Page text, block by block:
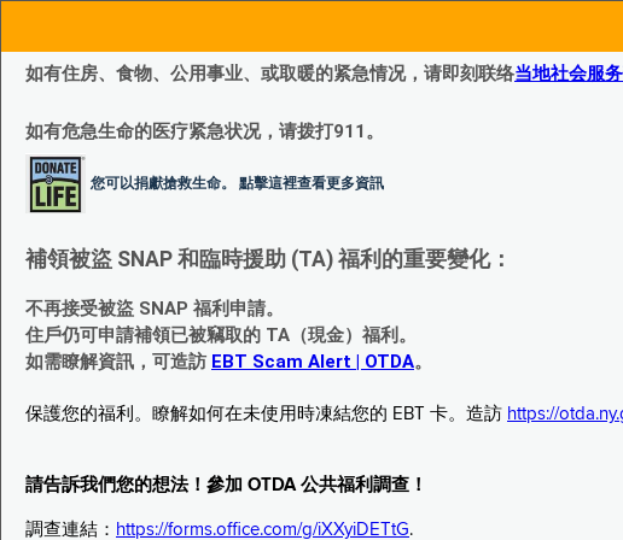
如有住房、食物、公用事业、或取暖的紧急情况，请即刻联络当地社会服
如有危急生命的医疗紧急状况，请拨打911。
您可以捐獻搶救生命。 點擊這裡查看更多資訊
補領被盜 SNAP 和臨時援助 (TA) 福利的重要變化：
不再接受被盜 SNAP 福利申請。
住戶仍可申請補領已被竊取的 TA（現金）福利。
如需瞭解資訊，可造訪 EBT Scam Alert | OTDA。
保護您的福利。瞭解如何在未使用時凍結您的 EBT 卡。造訪 https://
請告訴我們您的想法！參加 OTDA 公共福利調查！
調查連結： https://forms.office.com/g/iXXyiDETtG.